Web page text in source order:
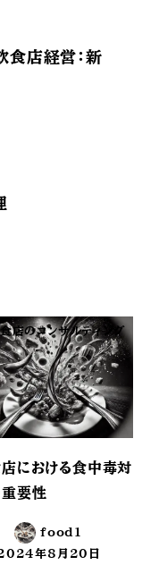
食店経営：新
店のコンサルティング
における食中毒対
要性
food1
年8月20日